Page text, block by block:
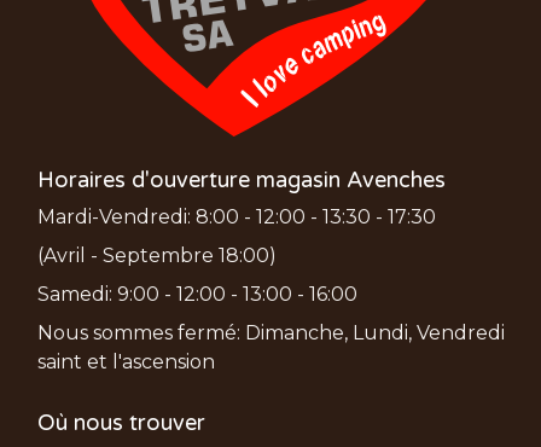
Horaires d'ouverture magasin Avenches
Mardi-Vendredi: 8:00 - 12:00 - 13:30 - 17:30
(Avril - Septembre 18:00)
Samedi: 9:00 - 12:00 - 13:00 - 16:00
Nous sommes fermé: Dimanche, Lundi, Vendredi
saint et l'ascension
Où nous trouver